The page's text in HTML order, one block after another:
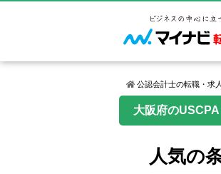
公認会計士の転職・求
大阪府の
人気の